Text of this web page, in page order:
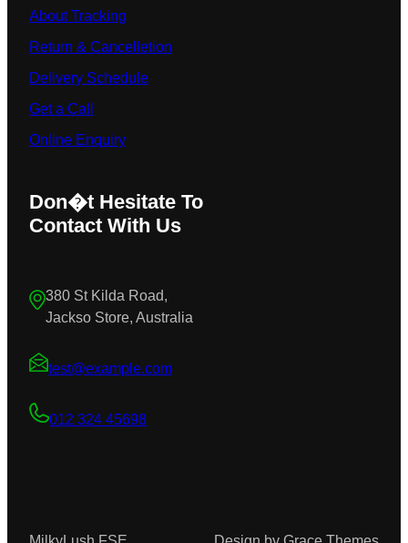
About Tracking
Return & Cancelletion
Delivery Schedule
Get a Call
Online Enquiry
Don�t Hesitate To
Contact With Us
380 St Kilda Road,
Jackso Store, Australia
test@example.com
012 324 45698